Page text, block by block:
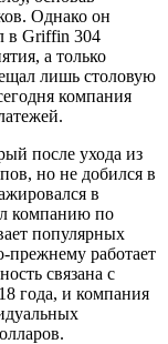
Однако он
в Griffin 304
а только
лишь столовую
компания
после ухода из
но не добился в
в
компанию по
популярных
прежнему работает
связана с
года, и компания